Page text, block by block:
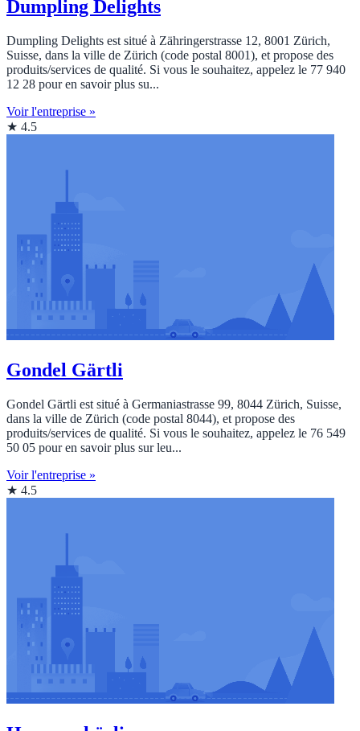
Dumpling Delights
Dumpling Delights est situé à Zähringerstrasse 12, 8001 Zürich,
Suisse, dans la ville de Zürich (code postal 8001), et propose des
produits/services de qualité. Si vous le souhaitez, appelez le 77 940
12 28 pour en savoir plus su...
Voir l'entreprise »
★ 4.5
Gondel Gärtli
Gondel Gärtli est situé à Germaniastrasse 99, 8044 Zürich, Suisse,
dans la ville de Zürich (code postal 8044), et propose des
produits/services de qualité. Si vous le souhaitez, appelez le 76 549
50 05 pour en savoir plus sur leu...
Voir l'entreprise »
★ 4.5